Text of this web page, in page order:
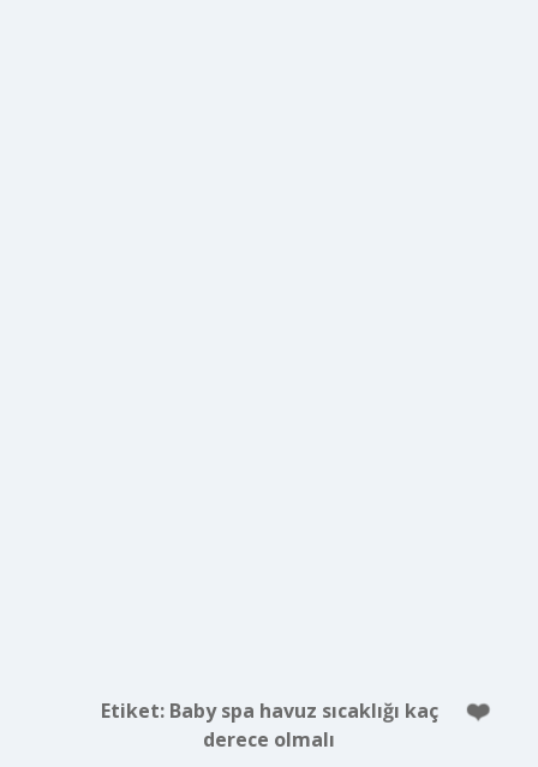
Etiket: Baby spa havuz sıcaklığı kaç
derece olmalı